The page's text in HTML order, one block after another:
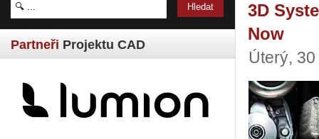
Partneři Projektu CAD
3D
Now
Úterý,